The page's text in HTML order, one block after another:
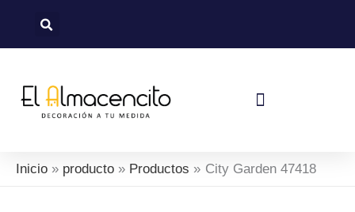
Inicio producto Productos City Garden 47418